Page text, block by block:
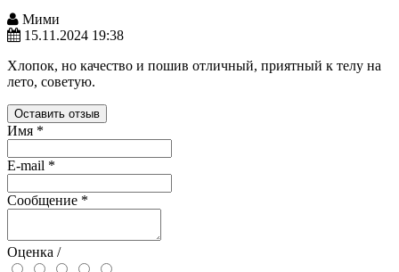
Мими
15.11.2024 19:38
Хлопок, но качество и пошив отличный, приятный к телу на
лето, советую.
Оставить отзыв
Имя *
E-mail *
Сообщение *
Оценка /